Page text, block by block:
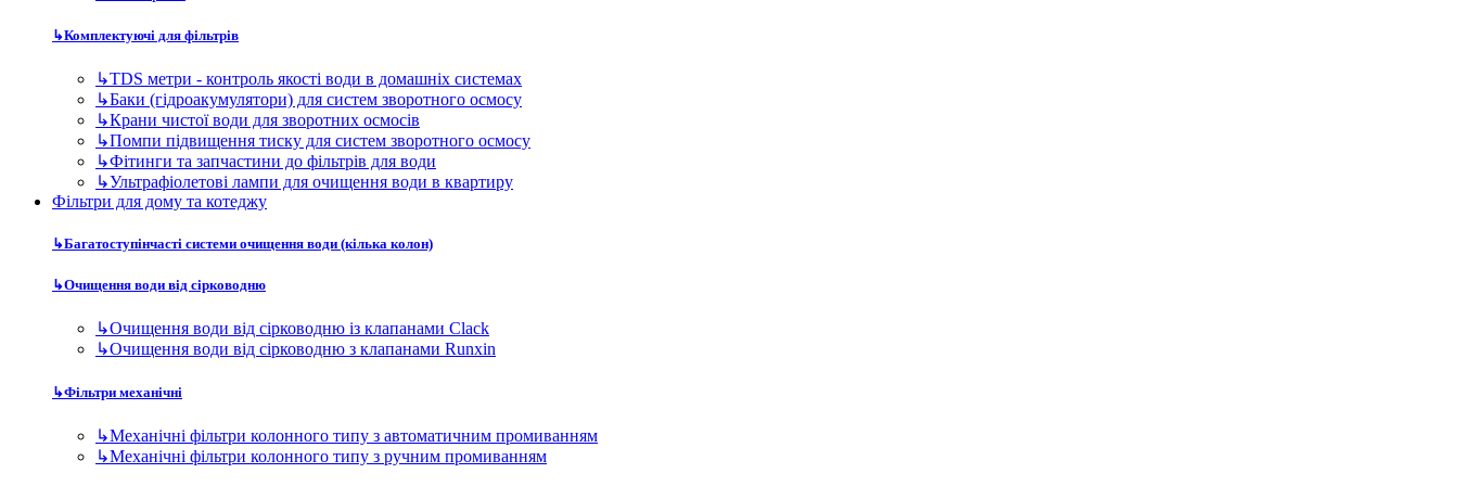
↳Очищення води від сірководню із клапанами Clack
↳Очищення води від сірководню з клапанами Runxin
Фільтри механічні
↳Механічні фільтри колонного типу з автоматичним промиванням
↳Фільтри пом'якшувачві колонного типу
↳Фільтр сорбційного очищення води з керуючими клапанами Runxin